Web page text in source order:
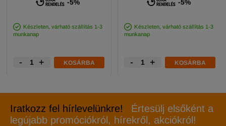
-5%
Készleten, várható szállítás 1-3
munkanap
- + KOSÁRBA
-5%
Készleten, várható szállítás 1-3
munkanap
- + KOSÁRBA
Iratkozz fel hírlevelünkre!
Értesülj elsőként a
legújabb promóciókról, hírekről, akciókról!